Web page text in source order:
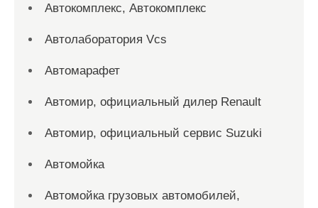
Автокомплекс, Автокомплекс
Автолаборатория Vcs
Автомарафет
Автомир, официальный дилер Renault
Автомир, официальный сервис Suzuki
Автомойка
Автомойка грузовых автомобилей,